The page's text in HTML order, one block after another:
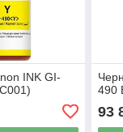
INK GI-
490
93